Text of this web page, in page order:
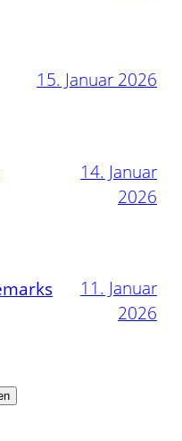
15. Januar 2026
14. Januar
2026
11. Januar
2026